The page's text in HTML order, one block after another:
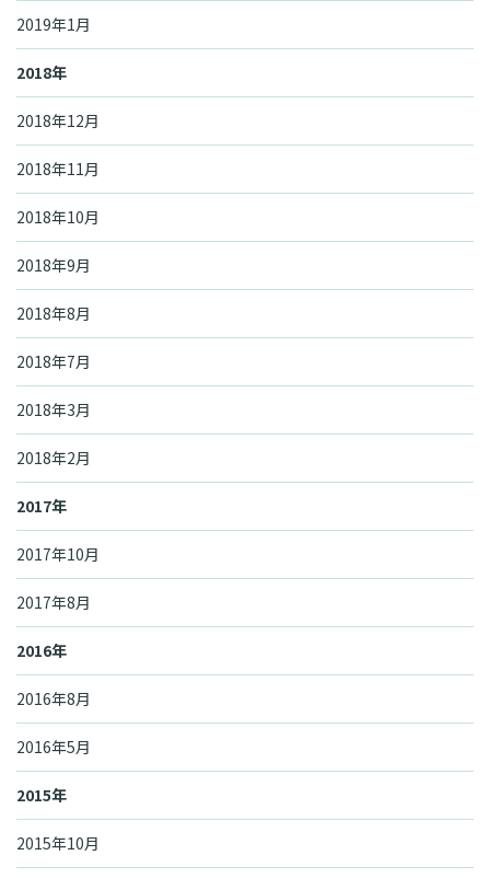
2019年1月
2018年
2018年12月
2018年11月
2018年10月
2018年9月
2018年8月
2018年7月
2018年3月
2018年2月
2017年
2017年10月
2017年8月
2016年
2016年8月
2016年5月
2015年
2015年10月